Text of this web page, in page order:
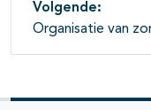
Volgende:
Organisatie van